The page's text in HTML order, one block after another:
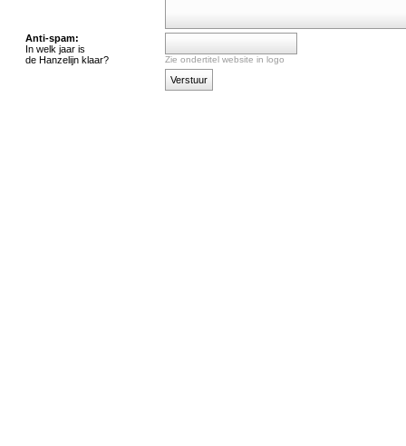
Anti-spam:
In welk jaar is
de Hanzelijn klaar?
Zie ondertitel website in logo